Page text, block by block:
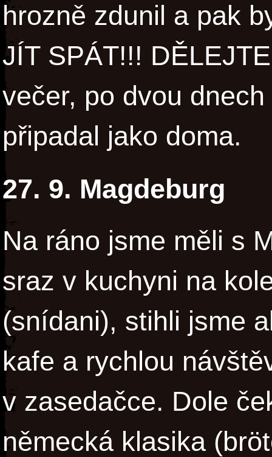
hrozně zdunil a pak
JÍT SPÁT!!!
večer, po dvou
připadal jako doma.
27. 9. Magdeburg
Na ráno jsme měli s
sraz v kuchyni na
(snídani), stihli jsme
kafe a rychlou
v zasedačce. Dole
německá klasika